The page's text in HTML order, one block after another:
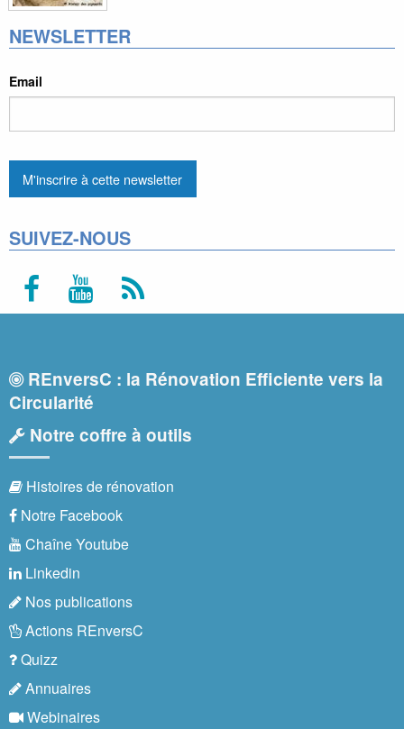
NEWSLETTER
Email
SUIVEZ-NOUS
REnversC : la Rénovation Efficiente vers la
Circularité
Notre coffre à outils
Histoires de rénovation
Notre Facebook
Chaîne Youtube
Linkedin
Nos publications
Actions REnversC
Quizz
Annuaires
Webinaires